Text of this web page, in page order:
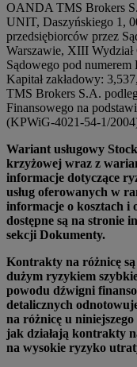
OANDA TMS Brokers
UNIT, Daszyńskiego 1,
przedsiębiorców przez
Warszawie, XIII
Sądowego pod
Kapitał zakładowy:
TMS Brokers S.A.
Finansowego na
(KPWiG-4021-54-1/
Wariant usługowy
krzyżowej wraz z
informacje dotyczące
usług oferowanych w
informacje o kosztach i
dostępne są na stronie
sekcji Dokumenty.
Kontrakty na różnicę są
dużym ryzykiem
powodu dźwigni
detalicznych
na różnicę u
jak działają kontrakty
na wysokie ryzyko